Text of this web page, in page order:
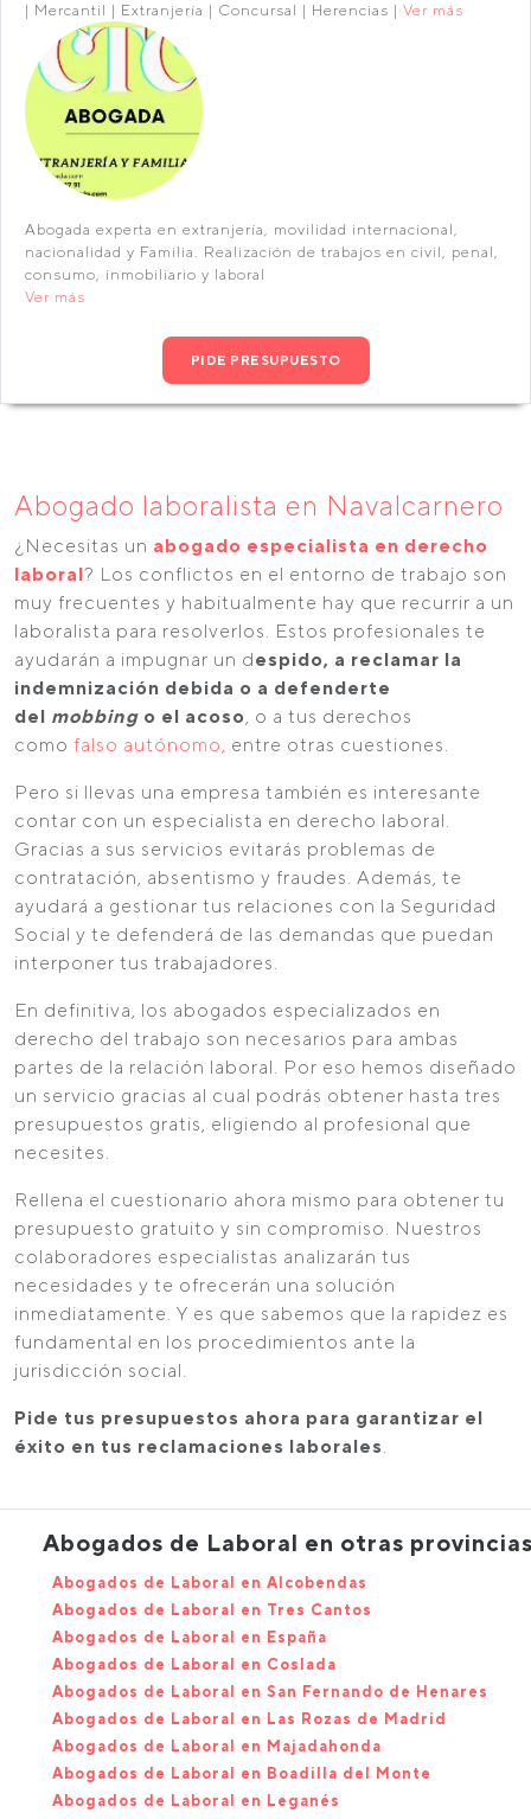
| Mercantil | Extranjería | Concursal | Herencias | Ver más
Abogada experta en extranjería, movilidad internacional,
nacionalidad y Familia. Realización de trabajos en civil, penal,
consumo, inmobiliario y laboral
Ver más
PIDE PRESUPUESTO
Abogado laboralista en Navalcarnero
¿Necesitas un abogado especialista en derecho
laboral? Los conflictos en el entorno de trabajo son
muy frecuentes y habitualmente hay que recurrir a un
laboralista para resolverlos. Estos profesionales te
ayudarán a impugnar un despido, a reclamar la
indemnización debida o a defenderte
del mobbing o el acoso, o a tus derechos
como falso autónomo, entre otras cuestiones.
Pero si llevas una empresa también es interesante
contar con un especialista en derecho laboral.
Gracias a sus servicios evitarás problemas de
contratación, absentismo y fraudes. Además, te
ayudará a gestionar tus relaciones con la Seguridad
Social y te defenderá de las demandas que puedan
interponer tus trabajadores.
En definitiva, los abogados especializados en
derecho del trabajo son necesarios para ambas
partes de la relación laboral. Por eso hemos diseñado
un servicio gracias al cual podrás obtener hasta tres
presupuestos gratis, eligiendo al profesional que
necesites.
Rellena el cuestionario ahora mismo para obtener tu
presupuesto gratuito y sin compromiso. Nuestros
colaboradores especialistas analizarán tus
necesidades y te ofrecerán una solución
inmediatamente. Y es que sabemos que la rapidez es
fundamental en los procedimientos ante la
jurisdicción social.
Pide tus presupuestos ahora para garantizar el
éxito en tus reclamaciones laborales.
Abogados de Laboral en otras
Abogados de Laboral en Alcobendas
Abogados de Laboral en Tres Cantos
Abogados de Laboral en España
Abogados de Laboral en Coslada
Abogados de Laboral en San Fernando de Henares
Abogados de Laboral en Las Rozas de Madrid
Abogados de Laboral en Majadahonda
Abogados de Laboral en Boadilla del Monte
Abogados de Laboral en Leganés